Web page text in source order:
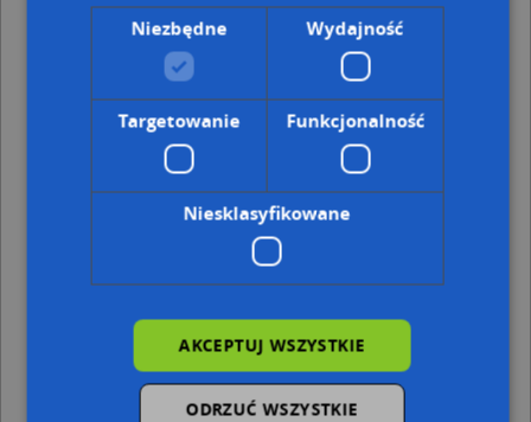
Warszawa, Targowa 50/52, Ulica (03-733) (→ 27 m)
Warszawa, Targowa 56, Ulica (03-733)
(→ 43 m)
Warszawa, Targowa 48, Ulica (03-733)
(→ 71 m)
Warszawa, Targowa 47, Ulica (03-728) (→ 73 m)
Warszawa, Targowa 45, Ulica (03-728) (→ 73 m)
Warszawa, Ząbkowska 2, Ulica (03-735) (→ 76 m)
Warszawa, Ząbkowska 4, Ulica (03-735) (→ 85 m)
Warszawa, Ząbkowska 6, Ulica (03-735) (→ 94 m)
Warszawa, Targowa 41, Ulica (03-728) (→ 103 m)
Warszawa, Ząbkowska 16, Ulica (03-735)
Ulice w pobliżu
Warszawa, Targowa, Ulica (03-408)
Warszawa, Kępna, Ulica (03-730)
Warszawa, Brzeska, Ulica (03-737)
Niezbędne Wydajność
Targetowanie Funkcjonalność
Niesklasyfikowane
AKCEPTUJ WSZYSTKIE
ODRZUĆ WSZYSTKIE